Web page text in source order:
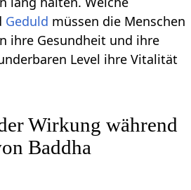
Geduld müssen die Menschen
ihre Gesundheit und ihre
Level ihre Vitalität
Wirkung während
Baddha